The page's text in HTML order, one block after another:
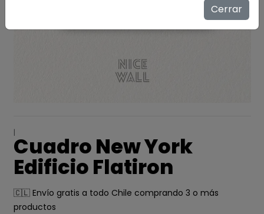
|
Cuadro New York
Edificio Flatiron
🇨🇱 Envío gratis a todo Chile comprando 3 o más
productos
Cerrar